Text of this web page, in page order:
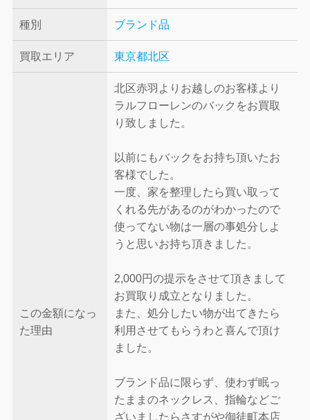
種別 ブランド品
買取エリア 東京都北区
この金額になっ
た理由
北区赤羽よりお越しのお客様より
ラルフローレンのバックをお買取
り致しました。
以前にもバックをお持ち頂いたお
客様でした。
一度、家を整理したら買い取って
くれる先があるのがわかったので
使ってない物は一層の事処分しよ
うと思いお持ち頂きました。
2,000円の提示をさせて頂きまして
お買取り成立となりました。
また、処分したい物が出てきたら
利用させてもらうわと喜んで頂け
ました。
ブランド品に限らず、使わず眠っ
たままのネックレス、指輪などご
ざいましたらさすがや御徒町本店